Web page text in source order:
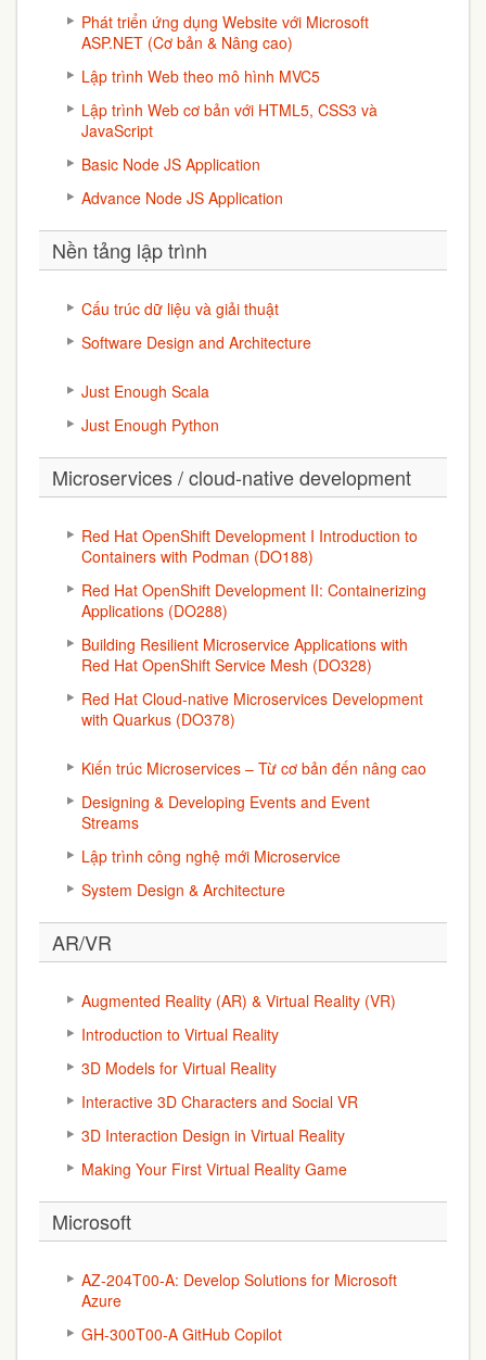
Phát triển ứng dụng Website với Microsoft
ASP.NET (Cơ bản & Nâng cao)
Lập trình Web theo mô hình MVC5
Lập trình Web cơ bản với HTML5, CSS3 và
JavaScript
Basic Node JS Application
Advance Node JS Application
Nền tảng lập trình
Cấu trúc dữ liệu và giải thuật
Software Design and Architecture
Just Enough Scala
Just Enough Python
Microservices / cloud-native development
Red Hat OpenShift Development I Introduction to
Containers with Podman (DO188)
Red Hat OpenShift Development II: Containerizing
Applications (DO288)
Building Resilient Microservice Applications with
Red Hat OpenShift Service Mesh (DO328)
Red Hat Cloud-native Microservices Development
with Quarkus (DO378)
Kiến trúc Microservices – Từ cơ bản đến nâng cao
Designing & Developing Events and Event
Streams
Lập trình công nghệ mới Microservice
System Design & Architecture
AR/VR
Augmented Reality (AR) & Virtual Reality (VR)
Introduction to Virtual Reality
3D Models for Virtual Reality
Interactive 3D Characters and Social VR
3D Interaction Design in Virtual Reality
Making Your First Virtual Reality Game
Microsoft
AZ-204T00-A: Develop Solutions for Microsoft
Azure
GH-300T00-A GitHub Copilot